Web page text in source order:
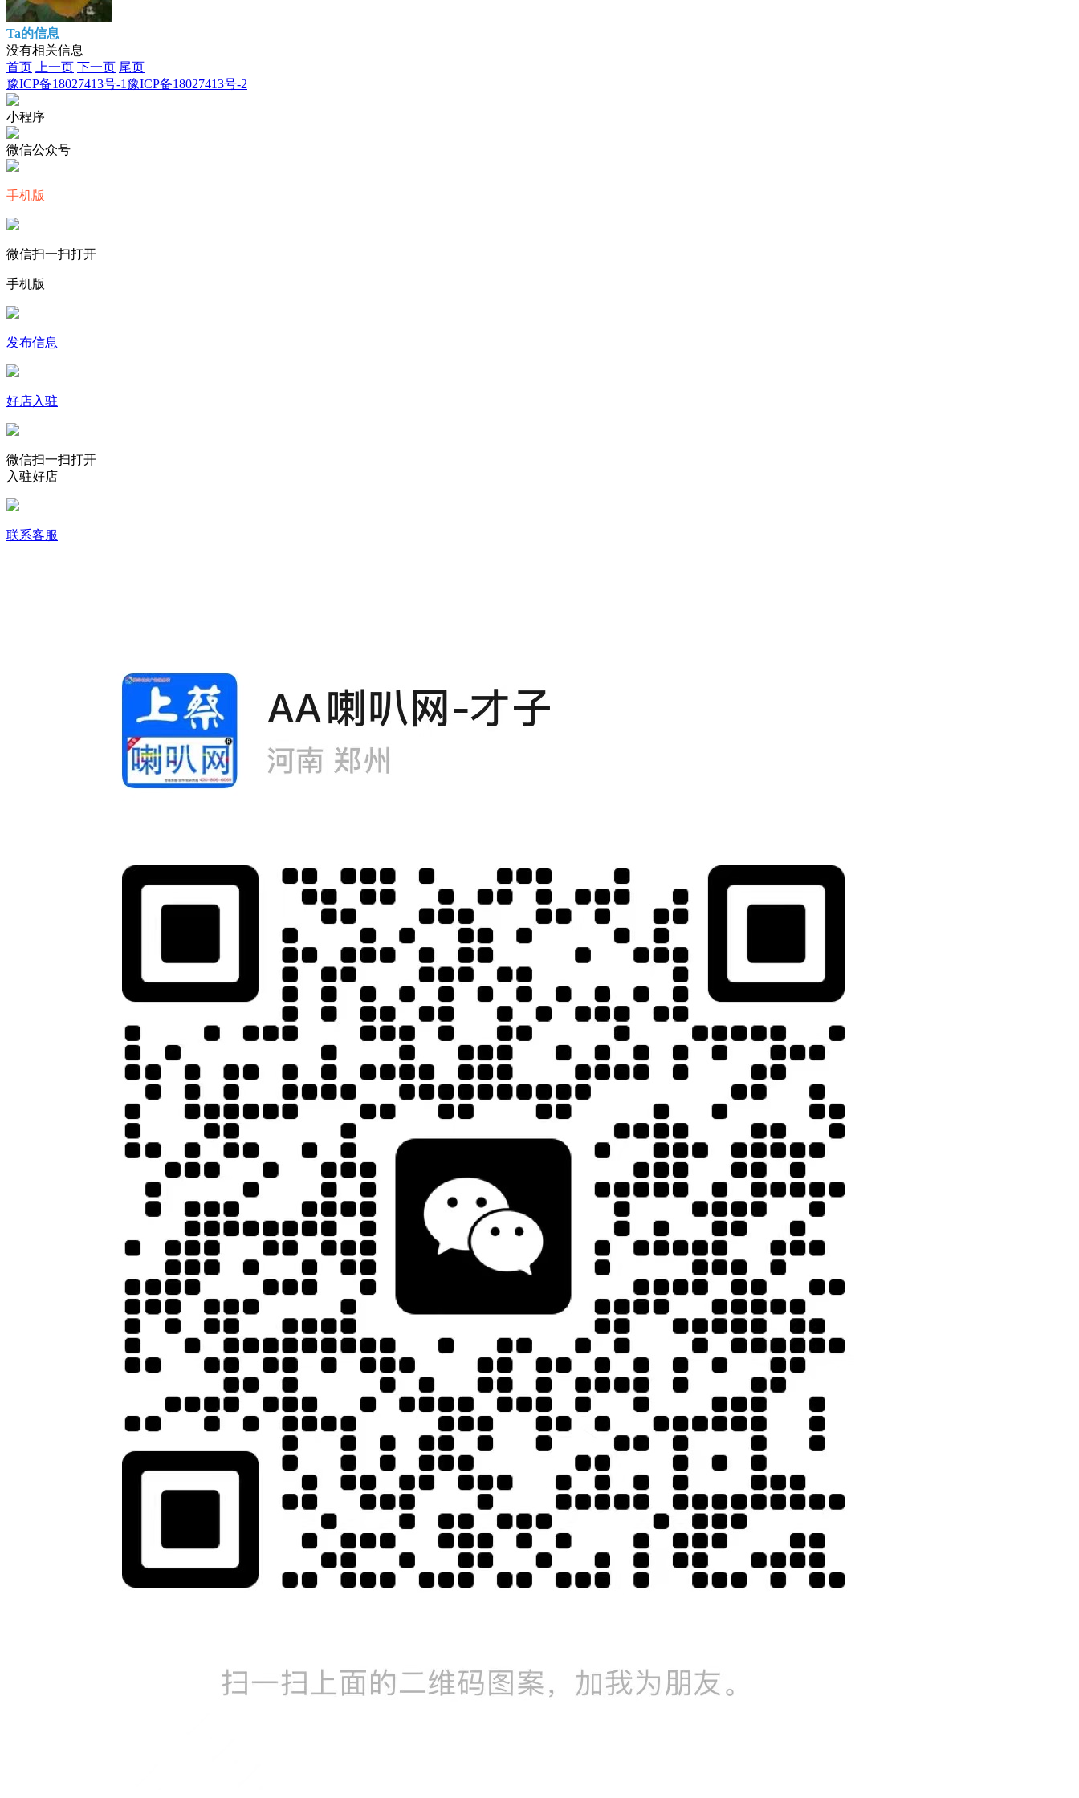
Ta的信息
没有相关信息
首页
上一页 下一页 尾页
豫ICP备18027413号-1豫ICP备18027413号-2
小程序
微信公众号
手机版
微信扫一扫打开
手机版
发布信息
好店入驻
微信扫一扫打开
入驻好店
联系客服